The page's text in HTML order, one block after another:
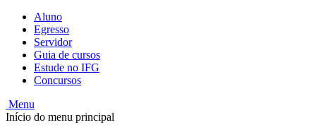
Aluno
Egresso
Servidor
Guia de cursos
Estude no IFG
Concursos
Menu
Início do menu principal